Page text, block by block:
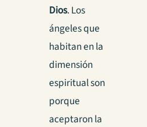
Dios. Los
ángeles que
habitan en la
dimensión
espiritual son
porque
aceptaron la